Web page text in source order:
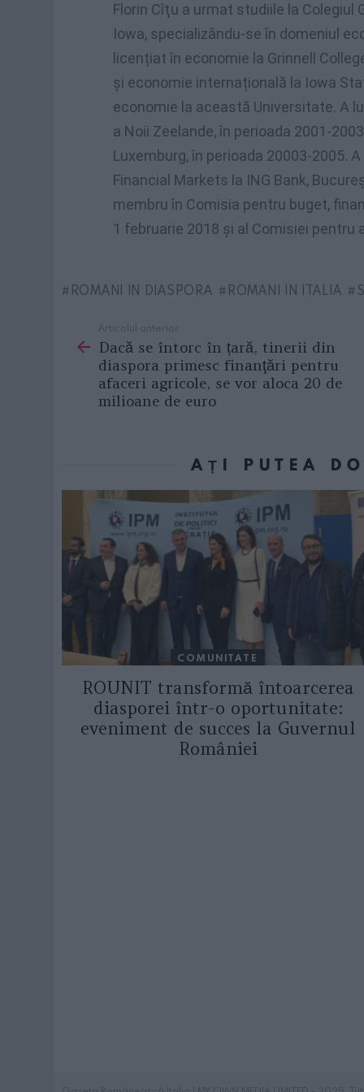
Florin Cîţu a urmat studiile la Colegiul
Iowa, specializându-se în domeniul
licențiat în economie la Grinnell
și economie internațională la Iowa
economie la această Universitate. A
a Noii Zeelande, în perioada 2001-
Luxemburg, în perioada 20003-2005.
Financial Markets la ING Bank,
membru în Comisia pentru buget,
1 februarie 2018 și al Comisiei pentru
ROMANI IN DIASPORA ROMANI IN ITALIA
more
Articolul anterior
Dacă se întorc în țară, tinerii din
diaspora primesc finanţări pentru
afaceri agricole, se vor aloca 20 de
milioane de euro
AȚI PUTEA
COMUNITATE
ROUNIT transformă întoarcerea
diasporei într-o oportunitate:
eveniment de succes la Guvernul
României